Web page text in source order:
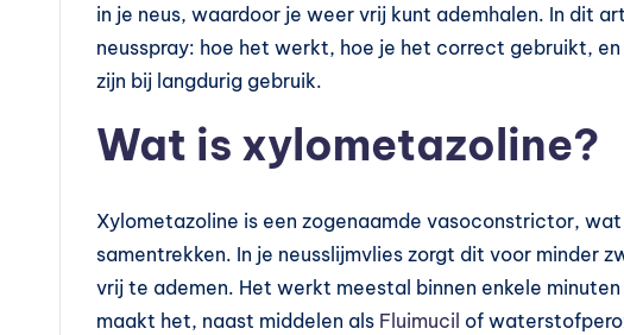
in je neus, waardoor je weer vrij kunt ademhalen. In dit
neusspray: hoe het werkt, hoe je het correct gebruikt,
zijn bij langdurig gebruik.
Wat is xylometazoline?
Xylometazoline is een zogenaamde vasoconstrictor,
samentrekken. In je neusslijmvlies zorgt dit voor minder
vrij te ademen. Het werkt meestal binnen enkele
maakt het, naast middelen als Fluimucil of